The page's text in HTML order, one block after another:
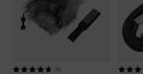
76